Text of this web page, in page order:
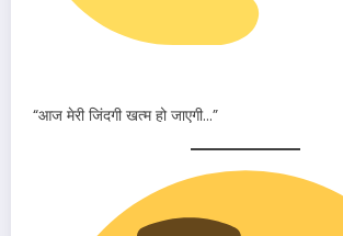
“आज मेरी जिंदगी खत्म हो जाएगी…”